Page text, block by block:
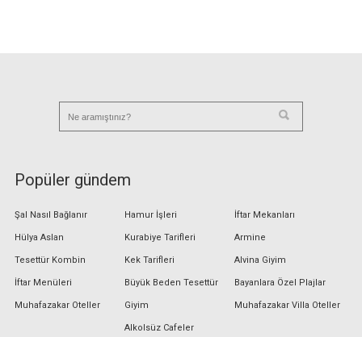
Popüler gündem
Şal Nasıl Bağlanır
Hülya Aslan
Tesettür Kombin
İftar Menüleri
Muhafazakar Oteller
Hamur İşleri
Kurabiye Tarifleri
Kek Tarifleri
Büyük Beden Tesettür
Giyim
Alkolsüz Cafeler
İftar Mekanları
Armine
Alvina Giyim
Bayanlara Özel Plajlar
Muhafazakar Villa Oteller